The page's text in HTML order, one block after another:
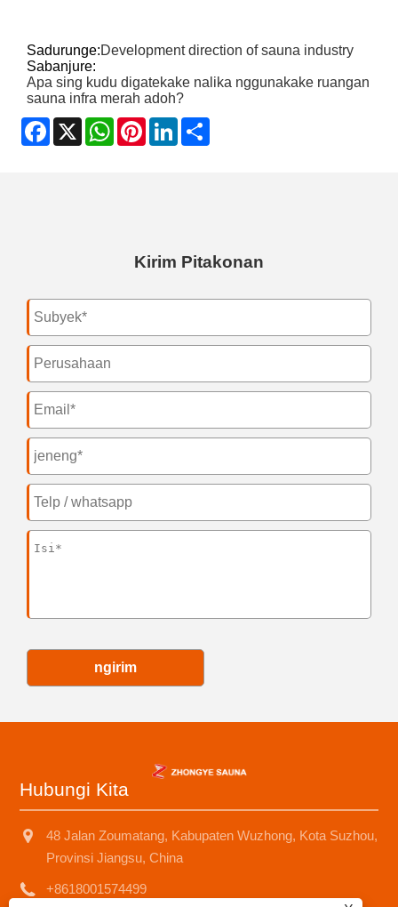
Sadurunge:Development direction of sauna industry
Sabanjure:
Apa sing kudu digatekake nalika nggunakake ruangan
sauna infra merah adoh?
Facebook
X WhatsApp
PinterestLinkedIn
Kirim Pitakonan
ngirim
Hubungi Kita
48 Jalan Zoumatang, Kabupaten Wuzhong, Kota Suzhou,
Provinsi Jiangsu, China
+8618001574499